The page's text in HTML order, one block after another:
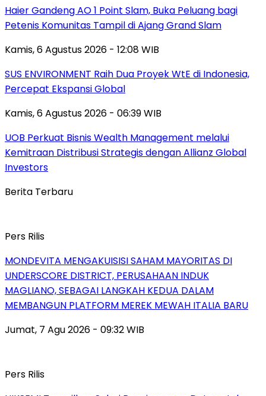
Haier Gandeng AO 1 Point Slam, Buka Peluang bagi
Petenis Komunitas Tampil di Ajang Grand Slam
Kamis, 6 Agustus 2026 - 12:08 WIB
SUS ENVIRONMENT Raih Dua Proyek WtE di Indonesia,
Percepat Ekspansi Global
Kamis, 6 Agustus 2026 - 06:39 WIB
UOB Perkuat Bisnis Wealth Management melalui
Kemitraan Distribusi Strategis dengan Allianz Global
Investors
Berita Terbaru
Pers Rilis
MONDEVITA MENGAKUISISI SAHAM MAYORITAS DI
UNDERSCORE DISTRICT, PERUSAHAAN INDUK
MAGLIANO, SEBAGAI LANGKAH KEDUA DALAM
MEMBANGUN PLATFORM MEREK MEWAH ITALIA BARU
Jumat, 7 Agu 2026 - 09:32 WIB
Pers Rilis